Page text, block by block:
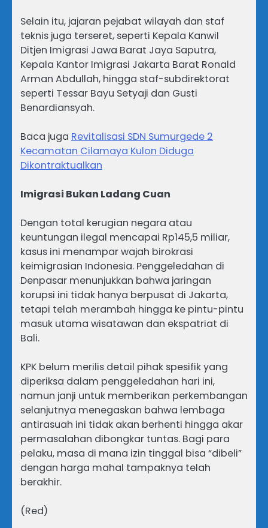
Selain itu, jajaran pejabat wilayah dan staf
teknis juga terseret, seperti Kepala Kanwil
Ditjen Imigrasi Jawa Barat Jaya Saputra,
Kepala Kantor Imigrasi Jakarta Barat Ronald
Arman Abdullah, hingga staf-subdirektorat
seperti Tessar Bayu Setyaji dan Gusti
Benardiansyah.
Baca juga Revitalisasi SDN Sumurgede 2
Kecamatan Cilamaya Kulon Diduga
Dikontraktualkan
Imigrasi Bukan Ladang Cuan
Dengan total kerugian negara atau
keuntungan ilegal mencapai Rp145,5 miliar,
kasus ini menampar wajah birokrasi
keimigrasian Indonesia. Penggeledahan di
Denpasar menunjukkan bahwa jaringan
korupsi ini tidak hanya berpusat di Jakarta,
tetapi telah merambah hingga ke pintu-pintu
masuk utama wisatawan dan ekspatriat di
Bali.
KPK belum merilis detail pihak spesifik yang
diperiksa dalam penggeledahan hari ini,
namun janji untuk memberikan perkembangan
selanjutnya menegaskan bahwa lembaga
antirasuah ini tidak akan berhenti hingga akar
permasalahan dibongkar tuntas. Bagi para
pelaku, masa di mana izin tinggal bisa “dibeli”
dengan harga mahal tampaknya telah
berakhir.
(Red)